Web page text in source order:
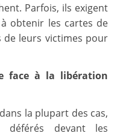
Parfois, ils exigent
obtenir les cartes de
de leurs victimes pour
face à la libération
la plupart des cas,
déférés devant les